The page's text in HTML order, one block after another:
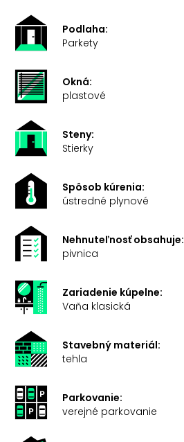
Podlaha:
Parkety
Okná:
plastové
Steny:
Stierky
Spôsob kúrenia:
ústredné plynové
Nehnuteľnosť obsahuje:
pivnica
Zariadenie kúpelne:
Vaňa klasická
Stavebný materiál:
tehla
Parkovanie:
verejné parkovanie